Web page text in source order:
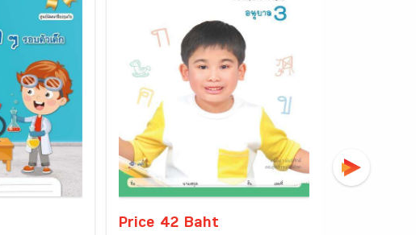
Price 42 Baht